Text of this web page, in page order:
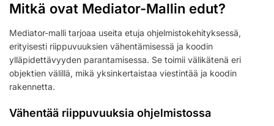
Mitkä ovat Mediator-Mallin edut?
Mediator-malli tarjoaa useita etuja ohjelmistokehityksessä,
erityisesti riippuvuuksien vähentämisessä ja koodin
ylläpidettävyyden parantamisessa. Se toimii välikätenä eri
objektien välillä, mikä yksinkertaistaa viestintää ja koodin
rakennetta.
Vähentää riippuvuuksia ohjelmistossa